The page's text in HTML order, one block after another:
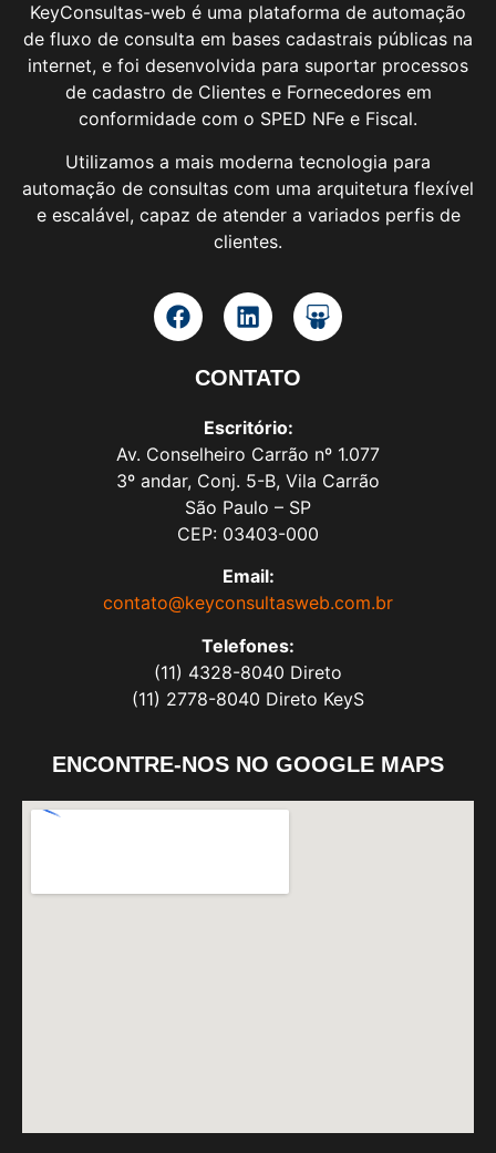
KeyConsultas-web é uma plataforma de automação
de fluxo de consulta em bases cadastrais públicas na
internet, e foi desenvolvida para suportar processos
de cadastro de Clientes e Fornecedores em
conformidade com o SPED NFe e Fiscal.
Utilizamos a mais moderna tecnologia para
automação de consultas com uma arquitetura flexível
e escalável, capaz de atender a variados perfis de
clientes.
CONTATO
Escritório:
Av. Conselheiro Carrão nº 1.077
3º andar, Conj. 5-B, Vila Carrão
São Paulo – SP
CEP: 03403-000
Email:
contato@keyconsultasweb.com.br
Telefones:
(11) 4328-8040 Direto
(11) 2778-8040 Direto KeyS
ENCONTRE-NOS NO GOOGLE MAPS